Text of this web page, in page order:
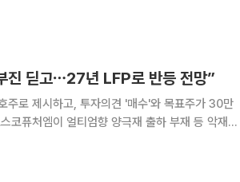
전월 3
진 딛고⋯27년 LFP로 반등 전망”
주로 제시하고, 투자의견 '매수'와 목표주가 30만
장기 협상력